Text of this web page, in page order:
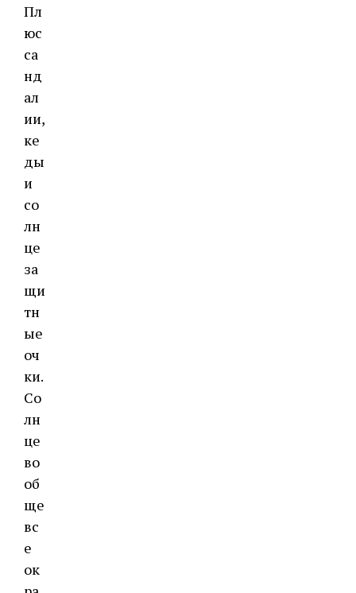
Пл
юс
са
нд
ал
ии,
ке
ды
и
со
лн
це
за
щи
тн
ые
оч
ки.
Со
лн
це
во
об
ще
вс
е
ок